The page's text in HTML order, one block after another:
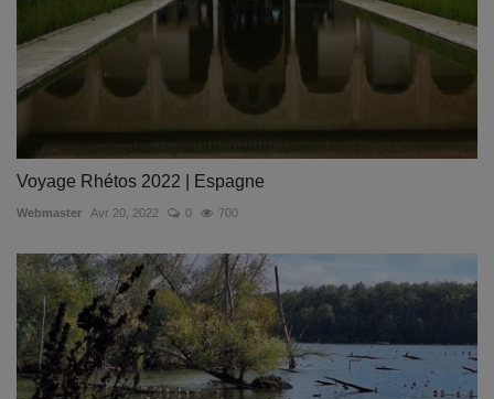
Voyage Rhétos 2022 | Espagne
Webmaster Avr 20, 2022 0 700